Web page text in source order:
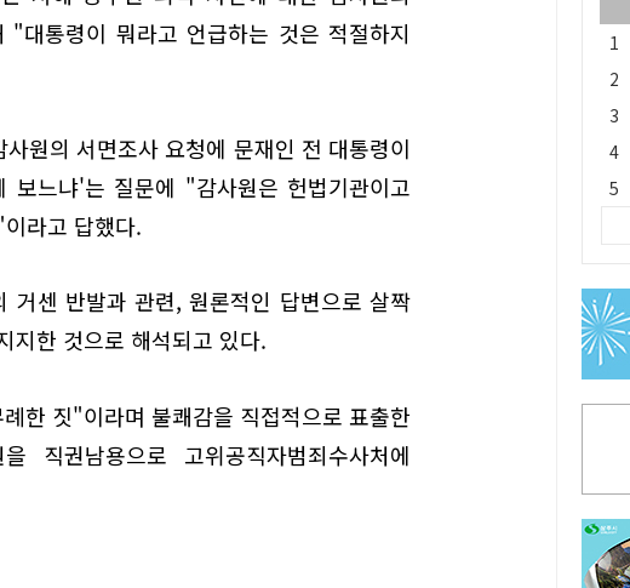
대통령이 뭐라고 언급하는 것은 적절하지
원의 서면조사 요청에 문재인 전 대통령이
보느냐'는 질문에 "감사원은 헌법기관이고
라고 답했다.
거센 반발과 관련, 원론적인 답변으로 살짝
지한 것으로 해석되고 있다.
한 짓"이라며 불쾌감을 직접적으로 표출한
직권남용으로 고위공직자범죄수사처에